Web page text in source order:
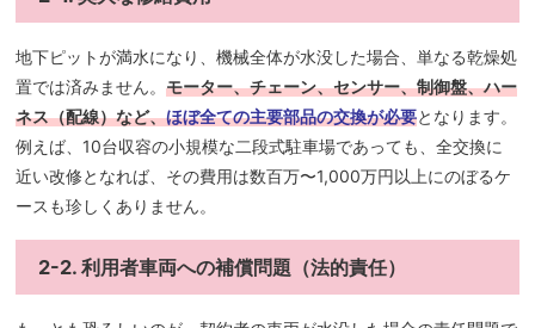
地下ピットが満水になり、機械全体が水没した場合、単なる乾燥処
置では済みません。モーター、チェーン、センサー、制御盤、ハー
ネス（配線）など、ほぼ全ての主要部品の交換が必要となります。
例えば、10台収容の小規模な二段式駐車場であっても、全交換に
近い改修となれば、その費用は数百万〜1,000万円以上にのぼるケ
ースも珍しくありません。
2-2. 利用者車両への補償問題（法的責任）